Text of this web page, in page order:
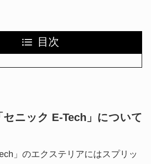
目次
セニック E-Tech」について
」のエクステリアにはスプリッ